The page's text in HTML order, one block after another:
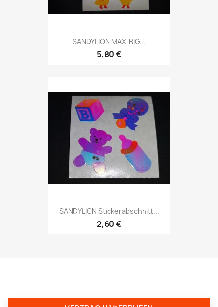
SANDYLION MAXI BIG...
5,80 €
SANDYLION Stickerabschnitt...
2,60 €